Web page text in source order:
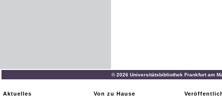
© 2026 Universitätsbibliothek Frankfurt am
Aktuelles
Von zu Hause